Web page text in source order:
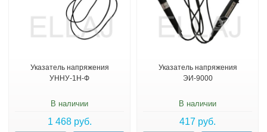
Указатель напряжения
УННУ-1Н-Ф
В наличии
1 468 руб.
Указатель напряжения
ЭИ-9000
В наличии
417 руб.